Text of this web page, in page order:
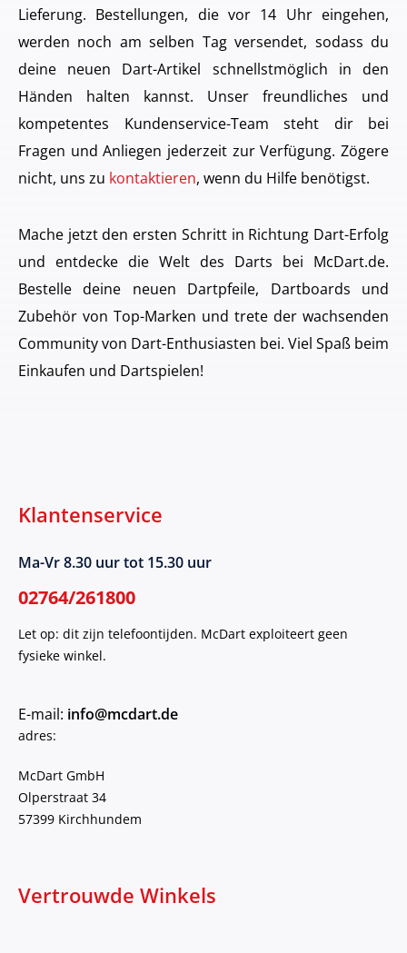
Lieferung. Bestellungen, die vor 14 Uhr eingehen,
werden noch am selben Tag versendet, sodass du
deine neuen Dart-Artikel schnellstmöglich in den
Händen halten kannst. Unser freundliches und
kompetentes Kundenservice-Team steht dir bei
Fragen und Anliegen jederzeit zur Verfügung. Zögere
nicht, uns zu kontaktieren, wenn du Hilfe benötigst.
Mache jetzt den ersten Schritt in Richtung Dart-Erfolg
und entdecke die Welt des Darts bei McDart.de.
Bestelle deine neuen Dartpfeile, Dartboards und
Zubehör von Top-Marken und trete der wachsenden
Community von Dart-Enthusiasten bei. Viel Spaß beim
Einkaufen und Dartspielen!
Klantenservice
Ma-Vr 8.30 uur tot 15.30 uur
02764/261800
Let op: dit zijn telefoontijden. McDart exploiteert geen
fysieke winkel.
E-mail: info@mcdart.de
adres:
McDart GmbH
Olperstraat 34
57399 Kirchhundem
Vertrouwde Winkels